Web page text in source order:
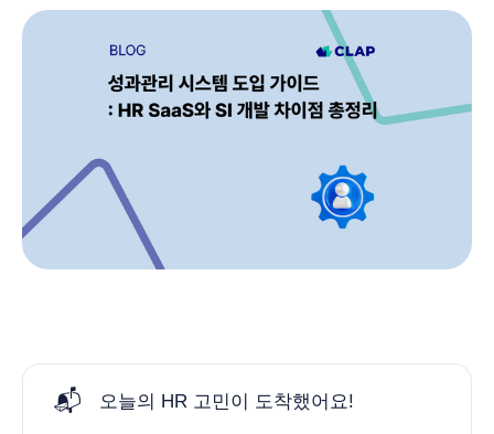
📬 오늘의 HR 고민이 도착했어요!